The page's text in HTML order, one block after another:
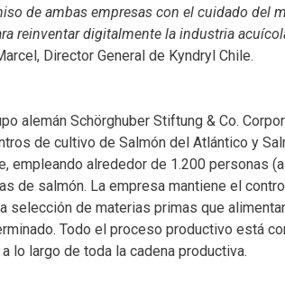
de ambas empresas con el cuidado del
reinventar digitalmente la industria
Director General de Kyndryl Chile.
alemán Schörghuber Stiftung & Co.
de cultivo de Salmón del Atlántico y
empleando alrededor de 1.200 personas
de salmón. La empresa mantiene el
selección de materias primas que
Todo el proceso productivo está
lo largo de toda la cadena productiva.